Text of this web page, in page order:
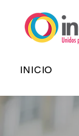
INICIO